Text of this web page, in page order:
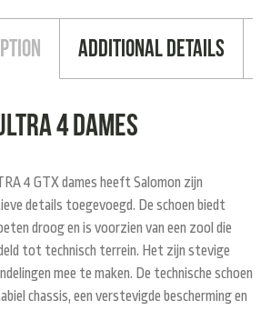
Additional Details
4 Dames
4 GTX dames heeft Salomon zijn
details toegevoegd. De schoen biedt
droog en is voorzien van een zool die
tot technisch terrein. Het zijn stevige
mee te maken. De technische schoen
chassis, een verstevigde bescherming en